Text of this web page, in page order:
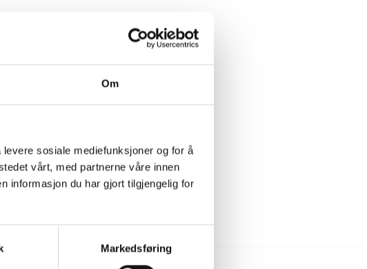
Om
sosiale mediefunksjoner og for å
vårt, med partnerne våre innen
informasjon du har gjort tilgjengelig for
Markedsføring